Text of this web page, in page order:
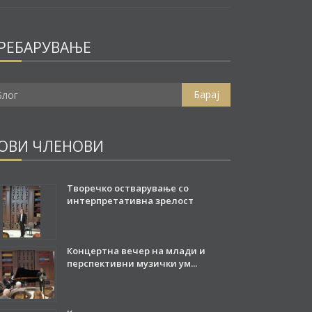
ЧЛЕНОВИ
Творечко остварување со
интерпретативна зрелост
Концертна вечер на млади и
перспективни музички ум...